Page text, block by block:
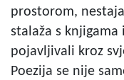
prostorom,
stalaža s
pojavljivali kroz
Poezija se nije